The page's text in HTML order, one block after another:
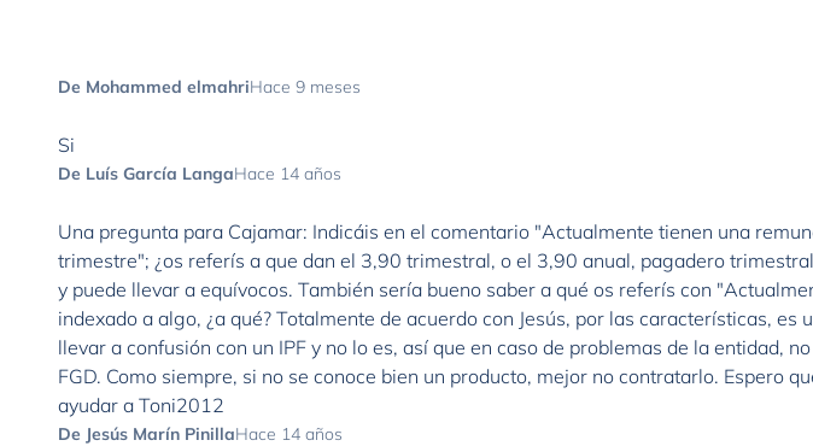
De Mohammed elmahriHace 9 meses
Si
De Luís García LangaHace 14 años
Una pregunta para Cajamar: Indicáis en el comentario "Actualmente tienen una
trimestre"; ¿os referís a que dan el 3,90 trimestral, o el 3,90 anual, pagadero
y puede llevar a equívocos. También sería bueno saber a qué os referís con
indexado a algo, ¿a qué? Totalmente de acuerdo con Jesús, por las características, es
llevar a confusión con un IPF y no lo es, así que en caso de problemas de la entidad,
FGD. Como siempre, si no se conoce bien un producto, mejor no contratarlo. Espero
ayudar a Toni2012
De Jesús Marín PinillaHace 14 años